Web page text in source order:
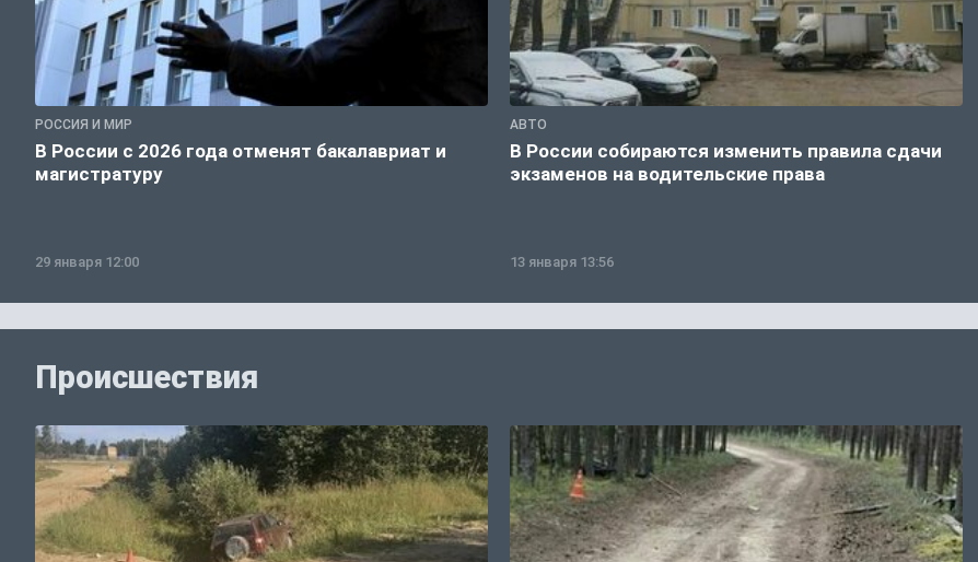
РОССИЯ И МИР
В России с 2026 года отменят бакалавриат и
магистратуру
29 января 12:00
АВТО
В России собираются изменить правила сдачи
экзаменов на водительские права
13 января 13:56
Происшествия